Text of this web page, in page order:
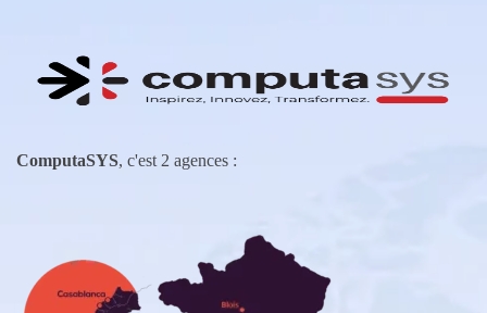
ComputaSYS, c'est 2 agences :